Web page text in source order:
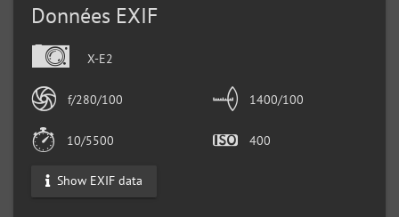
Données EXIF
X-E2
f/280/100 1400/100
10/5500 400
Show EXIF data